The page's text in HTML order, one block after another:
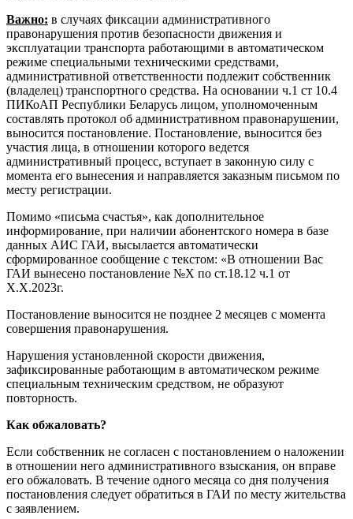
Важно: в случаях фиксации административного
правонарушения против безопасности движения и
эксплуатации транспорта работающими в автоматическом
режиме специальными техническими средствами,
административной ответственности подлежит собственник
(владелец) транспортного средства. На основании ч.1 ст 10.4
ПИКоАП Республики Беларусь лицом, уполномоченным
составлять протокол об административном правонарушении,
выносится постановление. Постановление, выносится без
участия лица, в отношении которого ведется
административный процесс, вступает в законную силу с
момента его вынесения и направляется заказным письмом по
месту регистрации.
Помимо «письма счастья», как дополнительное
информирование, при наличии абонентского номера в базе
данных АИС ГАИ, высылается автоматически
сформированное сообщение с текстом: «В отношении Вас
ГАИ вынесено постановление №X по ст.18.12 ч.1 от
X.X.2023г.
Постановление выносится не позднее 2 месяцев с момента
совершения правонарушения.
Нарушения установленной скорости движения,
зафиксированные работающим в автоматическом режиме
специальным техническим средством, не образуют
повторность.
Как обжаловать?
Если собственник не согласен с постановлением о наложении
в отношении него административного взыскания, он вправе
его обжаловать. В течение одного месяца со дня получения
постановления следует обратиться в ГАИ по месту жительства
с заявлением.